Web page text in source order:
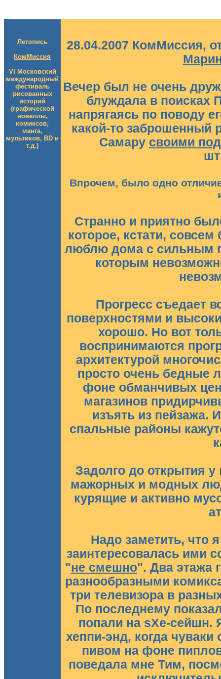
Летопись
КомМиссия
VI Московский
международный
фестиваль
рисованных
историй
(графической
новеллы,
комиксов,
манга,
мультиков, BD и
т.д.)
28.04.2007 КомМиссия,
Вечер был не очень
блуждала в поисках
напрягаясь по поводу
какой-то заброшенный
Самару своими
Впрочем, было одно
Странно и приятно
которое, кстати,
люблю дома с сильным
которым
Прогресс съедает
поверхностями и
хорошо. Но вот
воспринимаются
архитектурой
просто очень бедные
фоне обманчивых
магазинов
изъять из пейзажа.
спальные районы
Задолго до открытия у
мажорных и модных
курящие и активно
Надо заметить, что
заинтересовалась ими
"не смешно". Два этажа
разнообразными
три телевизора в
По последнему
попали на sXe-сейшн.
хеппи-энд, когда
пивом на фоне
поведала мне Тим,